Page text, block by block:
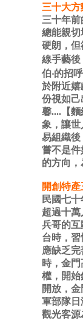
三十大
三十年
總能親切
硬朗，但
線手藝後
伯‧的招
於附近嬉
份視如己
馨....【
象，讓世
易組織後
嘗不是件
的方向，
開創特產
民國七
超過十
兵哥的互
台時，
應缺乏
時，金
權，開始
開放，
軍部隊日
觀光客源